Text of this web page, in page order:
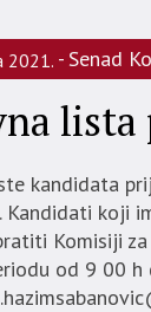
2021. Senad
lista
kandidata
Kandidati koji
Komisiji
od 9 00